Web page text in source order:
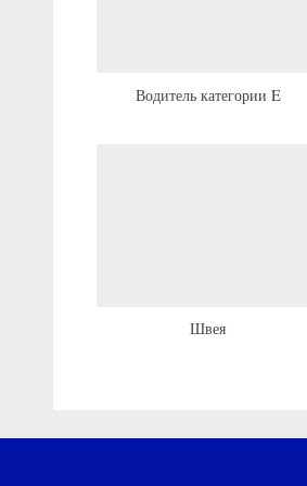
Водитель категории E
Швея